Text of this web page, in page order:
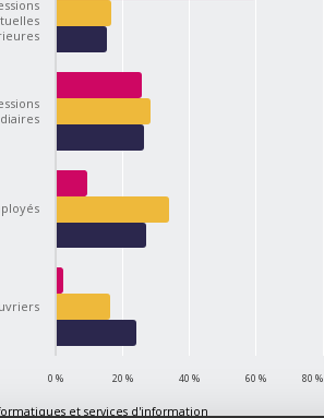
0 % 20 % 40 % 60 % 80 %
et services d'information